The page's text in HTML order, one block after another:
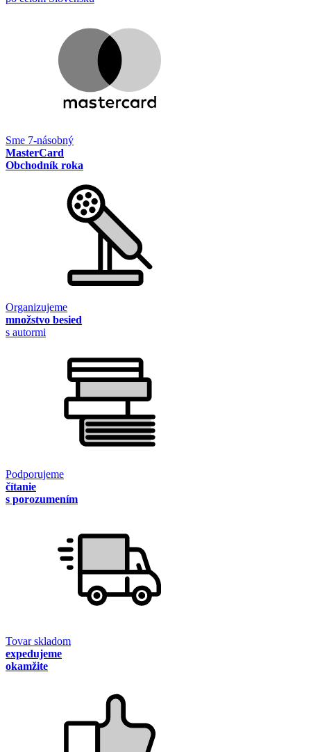
Sme 7-násobný
MasterCard
Obchodník roka
Organizujeme
množstvo besied
s autormi
Podporujeme
čítanie
s porozumením
Tovar skladom
expedujeme
okamžite